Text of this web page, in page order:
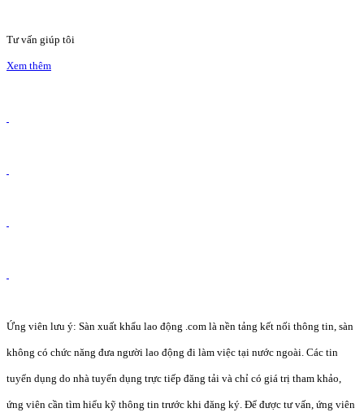
Tư vấn giúp tôi
Xem thêm
Ứng viên lưu ý: Sàn xuất khẩu lao động .com là nền tảng kết nối thông tin, sàn
không có chức năng đưa người lao động đi làm việc tại nước ngoài. Các tin
tuyển dụng do nhà tuyển dụng trực tiếp đăng tải và chỉ có giá trị tham khảo,
ứng viên cần tìm hiểu kỹ thông tin trước khi đăng ký. Để được tư vấn, ứng viên